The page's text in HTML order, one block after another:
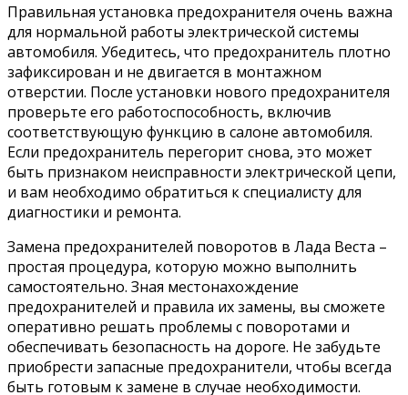
Правильная установка предохранителя очень важна
для нормальной работы электрической системы
автомобиля. Убедитесь, что предохранитель плотно
зафиксирован и не двигается в монтажном
отверстии. После установки нового предохранителя
проверьте его работоспособность, включив
соответствующую функцию в салоне автомобиля.
Если предохранитель перегорит снова, это может
быть признаком неисправности электрической цепи,
и вам необходимо обратиться к специалисту для
диагностики и ремонта.
Замена предохранителей поворотов в Лада Веста –
простая процедура, которую можно выполнить
самостоятельно. Зная местонахождение
предохранителей и правила их замены, вы сможете
оперативно решать проблемы с поворотами и
обеспечивать безопасность на дороге. Не забудьте
приобрести запасные предохранители, чтобы всегда
быть готовым к замене в случае необходимости.